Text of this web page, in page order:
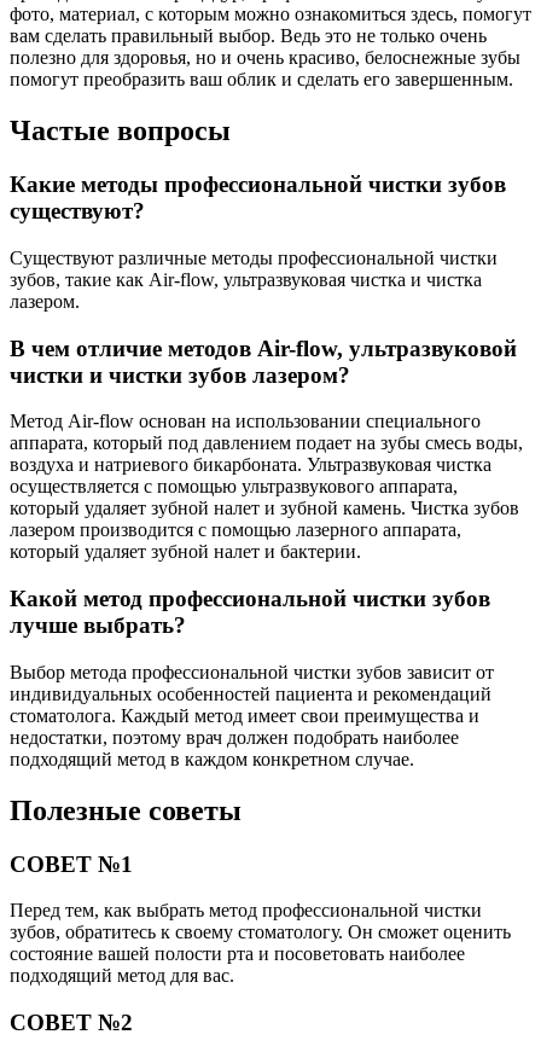
фото, материал, с которым можно ознакомиться здесь, помогут
вам сделать правильный выбор. Ведь это не только очень
полезно для здоровья, но и очень красиво, белоснежные зубы
помогут преобразить ваш облик и сделать его завершенным.
Частые вопросы
Какие методы профессиональной чистки зубов
существуют?
Существуют различные методы профессиональной чистки
зубов, такие как Air-flow, ультразвуковая чистка и чистка
лазером.
В чем отличие методов Air-flow, ультразвуковой
чистки и чистки зубов лазером?
Метод Air-flow основан на использовании специального
аппарата, который под давлением подает на зубы смесь воды,
воздуха и натриевого бикарбоната. Ультразвуковая чистка
осуществляется с помощью ультразвукового аппарата,
который удаляет зубной налет и зубной камень. Чистка зубов
лазером производится с помощью лазерного аппарата,
который удаляет зубной налет и бактерии.
Какой метод профессиональной чистки зубов
лучше выбрать?
Выбор метода профессиональной чистки зубов зависит от
индивидуальных особенностей пациента и рекомендаций
стоматолога. Каждый метод имеет свои преимущества и
недостатки, поэтому врач должен подобрать наиболее
подходящий метод в каждом конкретном случае.
Полезные советы
СОВЕТ №1
Перед тем, как выбрать метод профессиональной чистки
зубов, обратитесь к своему стоматологу. Он сможет оценить
состояние вашей полости рта и посоветовать наиболее
подходящий метод для вас.
СОВЕТ №2